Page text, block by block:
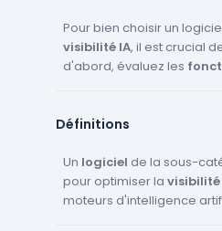
restructurer les pages
d'audit de prompts
personnaliséeset des
investissement
Pour bien choisir un
visibilité IA, il est crucial
d'abord, évaluez les
à suivre les
GEOet qu'il est
généré. Enfin, considérez
avec vos systèmes
Définitions
Un logiciel de la sous-
pour optimiser la visibilité
moteurs d'intelligence